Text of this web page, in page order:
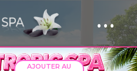
...
Next
AJOUTER AU